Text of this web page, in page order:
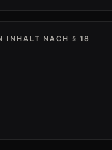
INHALT NACH § 18